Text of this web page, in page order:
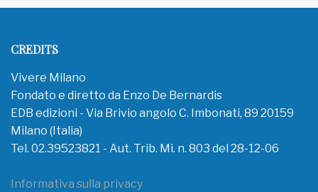
CREDITS
Vivere Milano
Fondato e diretto da Enzo De Bernardis
EDB edizioni - Via Brivio angolo C. Imbonati, 89 20159
Milano (Italia)
Tel. 02.39523821 - Aut. Trib. Mi. n. 803 del 28-12-06
Informativa sulla privacy